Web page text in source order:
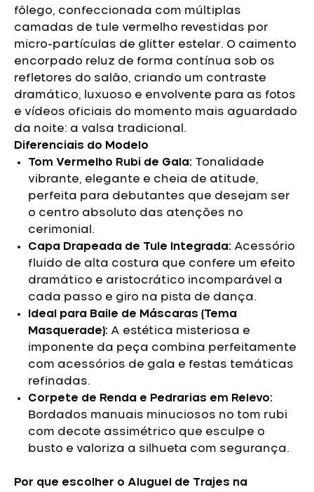
fôlego, confeccionada com múltiplas
camadas de tule vermelho revestidas por
micro-partículas de glitter estelar. O caimento
encorpado reluz de forma contínua sob os
refletores do salão, criando um contraste
dramático, luxuoso e envolvente para as fotos
e vídeos oficiais do momento mais aguardado
da noite: a valsa tradicional.
Diferenciais do Modelo
Tom Vermelho Rubi de Gala: Tonalidade
vibrante, elegante e cheia de atitude,
perfeita para debutantes que desejam ser
o centro absoluto das atenções no
cerimonial.
Capa Drapeada de Tule Integrada: Acessório
fluido de alta costura que confere um efeito
dramático e aristocrático incomparável a
cada passo e giro na pista de dança.
Ideal para Baile de Máscaras (Tema
Masquerade): A estética misteriosa e
imponente da peça combina perfeitamente
com acessórios de gala e festas temáticas
refinadas.
Corpete de Renda e Pedrarias em Relevo:
Bordados manuais minuciosos no tom rubi
com decote assimétrico que esculpe o
busto e valoriza a silhueta com segurança.
Por que escolher o Aluguel de Trajes na